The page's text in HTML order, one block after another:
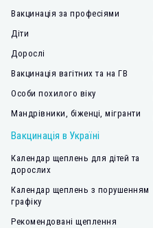
Вакцинація за професіями
Діти
Дорослі
Вакцинація вагітних та на ГВ
Особи похилого віку
Мандрівники, біженці, мігранти
Вакцинація в Україні
Календар щеплень для дітей та
дорослих
Календар щеплень з порушенням
графіку
Рекомендовані щеплення